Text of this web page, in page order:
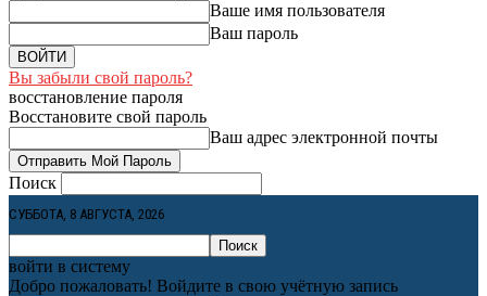
Ваше имя пользователя
Ваш пароль
Вы забыли свой пароль?
восстановление пароля
Восстановите свой пароль
Ваш адрес электронной почты
Поиск
СУББОТА, 8 АВГУСТА, 2026
войти в систему
Добро пожаловать! Войдите в свою учётную запись